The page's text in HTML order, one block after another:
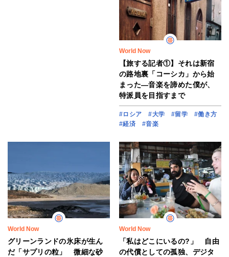
World Now
【旅する記者①】それは新宿
の路地裏「コーシカ」から始
まった―音楽を諦めた僕が、
特派員を目指すまで
#ロシア #大学 #留学
#働き方
#経済
#音楽
World Now
グリーンランドの氷床が生ん
だ「サプリの粒」 微細な砂
World Now
「私はどこにいるの?」 自由
の代償としての孤独、デジタ